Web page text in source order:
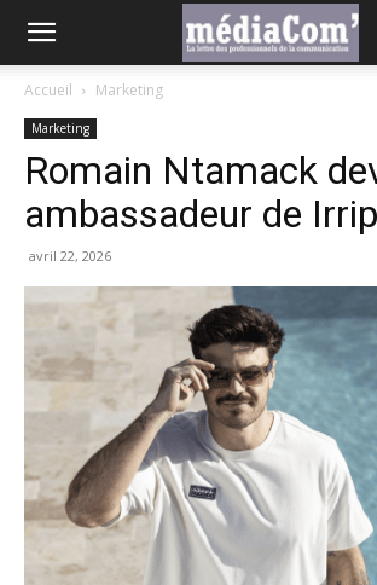
Accueil Marketing
Marketing
Romain Ntamack
ambassadeur de
avril 22, 2026